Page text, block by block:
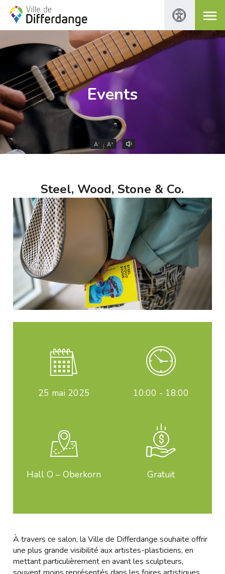
Events
A- A+
Steel, Wood, Stone & Co.
25 mai 2025 10:00 - 18:00
Hall O – Oberkorn Gratuit
À travers ce salon, la Ville de Differdange souhaite offrir
une plus grande visibilité aux artistes-plasticiens, en
mettant particulièrement en avant les sculpteurs,